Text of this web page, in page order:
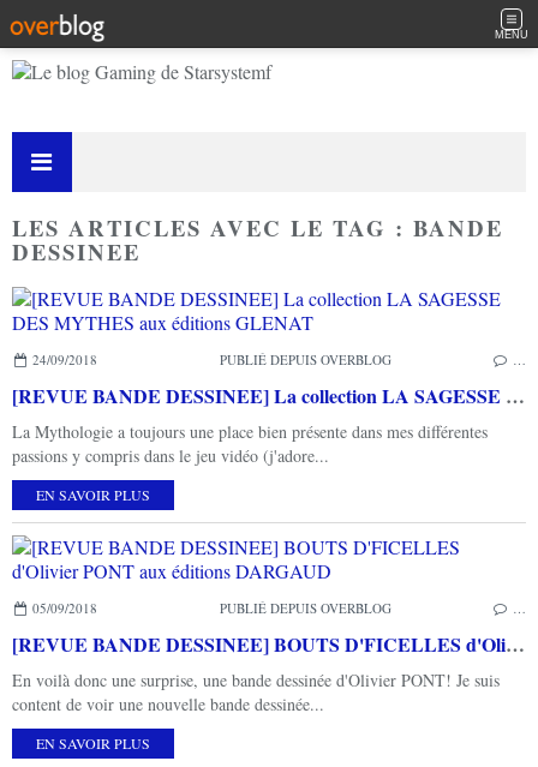
MENU
LES ARTICLES AVEC LE TAG : BANDE
DESSINEE
24/09/2018 PUBLIÉ DEPUIS OVERBLOG
[REVUE BANDE DESSINEE] La collection LA SAGESSE DES MYTHES aux éditions GLENAT
La Mythologie a toujours une place bien présente dans mes différentes
passions y compris dans le jeu vidéo (j'adore...
EN SAVOIR PLUS
05/09/2018 PUBLIÉ DEPUIS OVERBLOG
[REVUE BANDE DESSINEE] BOUTS D'FICELLES d'Olivier PONT aux éditions DARGAUD
En voilà donc une surprise, une bande dessinée d'Olivier PONT! Je suis
content de voir une nouvelle bande dessinée...
EN SAVOIR PLUS